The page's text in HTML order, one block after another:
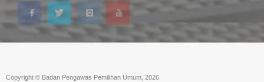
Copyright © Badan Pengawas Pemilihan Umum, 2026